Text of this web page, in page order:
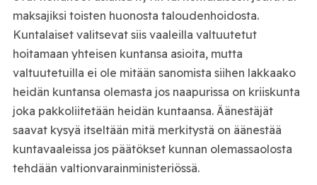
maksajiksi toisten huonosta taloudenhoidosta.
Kuntalaiset valitsevat siis vaaleilla valtuutetut
hoitamaan yhteisen kuntansa asioita, mutta
valtuutetuilla ei ole mitään sanomista siihen lakkaako
heidän kuntansa olemasta jos naapurissa on kriiskunta
joka pakkoliitetään heidän kuntaansa. Äänestäjät
saavat kysyä itseltään mitä merkitystä on äänestää
kuntavaaleissa jos päätökset kunnan olemassaolosta
tehdään valtionvarainministeriössä.